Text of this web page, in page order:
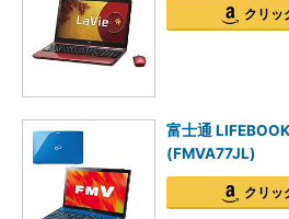
クリッ
富士通
(FMVA77JL)
クリッ